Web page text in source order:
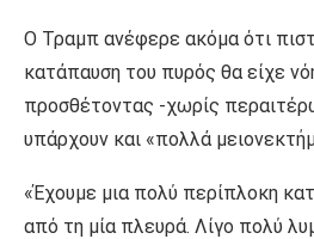
Ο Τραμπ ανέφερε ακόμα ότι
κατάπαυση του πυρός θα είχε
προσθέτοντας -χωρίς
υπάρχουν και «πολλά
«Έχουμε μια πολύ περίπλοκη
από τη μία πλευρά. Λίγο πολύ